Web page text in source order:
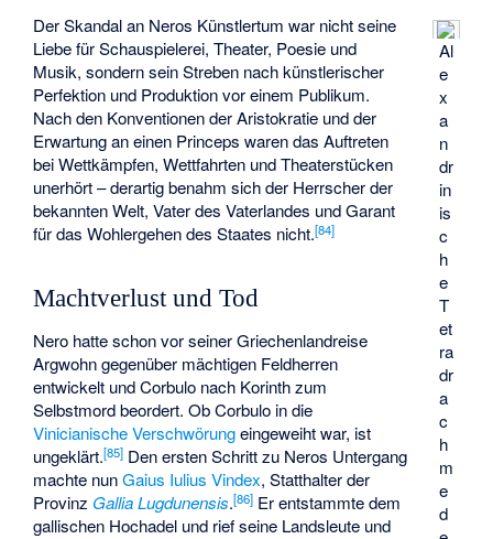
Al
e
x
a
n
dr
in
is
c
h
e
T
et
ra
dr
a
c
h
m
e
d
Der Skandal an Neros Künstlertum war nicht seine
Liebe für Schauspielerei, Theater, Poesie und
Musik, sondern sein Streben nach künstlerischer
Perfektion und Produktion vor einem Publikum.
Nach den Konventionen der Aristokratie und der
Erwartung an einen Princeps waren das Auftreten
bei Wettkämpfen, Wettfahrten und Theaterstücken
unerhört – derartig benahm sich der Herrscher der
bekannten Welt, Vater des Vaterlandes und Garant
für das Wohlergehen des Staates nicht.[84]
Machtverlust und Tod
Nero hatte schon vor seiner Griechenlandreise
Argwohn gegenüber mächtigen Feldherren
entwickelt und Corbulo nach Korinth zum
Selbstmord beordert. Ob Corbulo in die
Vinicianische Verschwörungeingeweiht war, ist
ungeklärt.[85] Den ersten Schritt zu Neros Untergang
machte nunGaius Iulius Vindex, Statthalter der
Provinz Gallia Lugdunensis.[86] Er entstammte dem
gallischen Hochadel und rief seine Landsleute und